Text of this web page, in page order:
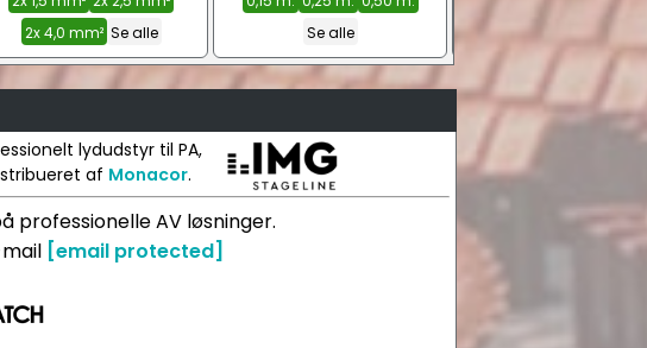
2x 4,0 mm² Se alle
Se alle
lydudstyr til PA,
af Monacor.
professionelle AV løsninger.
[email protected]